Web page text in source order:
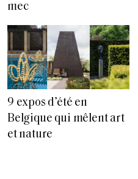
mec
9 expos d’été en
Belgique qui mêlent art
et nature